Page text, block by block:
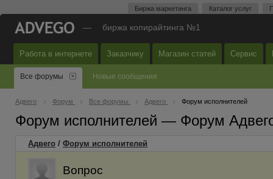
Биржа маркетинга Каталог услуг
— биржа копирайтинга №1
Работа в интернете Заказчику Магазин статей Сервис
Все форумы Новые сообщения
Адвего Форум Все форумы Адвего Форум исполнителей
Форум исполнителей — Форум
Адвего / Форум исполнителей
Вопрос